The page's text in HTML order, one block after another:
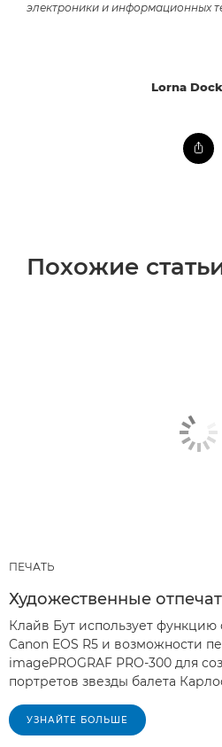
электроники и информационных
Lorna
Похожие
ПЕЧАТЬ
Художественные
Клайв Бут использует функцию
Canon EOS R5 и возможности
imagePROGRAF PRO-300 для
портретов звезды балета
УЗНАЙТЕ БОЛЬШЕ